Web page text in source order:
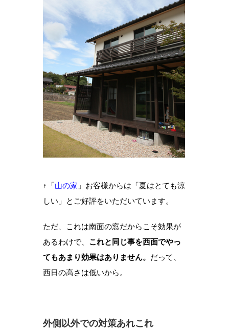
↑「山の家 」お客様からは「夏はとても涼
しい」とご好評をいただいています。
ただ、これは南面の窓だからこそ効果が
あるわけで、 これと同じ事を西面でやっ
てもあまり効果はありません。 だって、
西日の高さは低いから。
外側以外での対策あれこれ